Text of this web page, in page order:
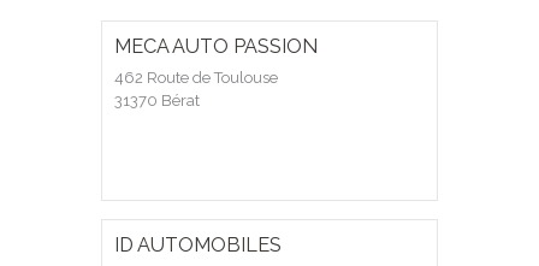
MECA AUTO PASSION
462 Route de Toulouse
31370 Bérat
ID AUTOMOBILES